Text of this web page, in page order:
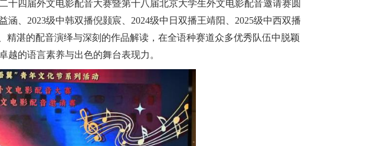
四届外文电影配音大赛暨第十八届北京大学生外文电影配音邀请赛圆
、2023级中韩双播倪颢宸、2024级中日双播王靖阳、2025级中西双播
精湛的配音演绎与深刻的作品解读，在全语种赛道众多优秀队伍中脱颖
的语言素养与出色的舞台表现力。